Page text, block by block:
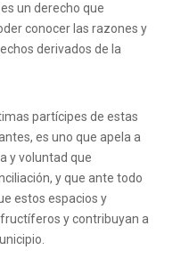
un derecho que
conocer las razones y
derivados de la
partícipes de estas
es uno que apela a
y voluntad que
y que ante todo
estos espacios y
y contribuyan a